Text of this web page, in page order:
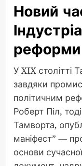
Новий
реформи
У XIX столітті
завдяки
політичним
Роберт Піл,
Тамворта,
маніфест” —
основи